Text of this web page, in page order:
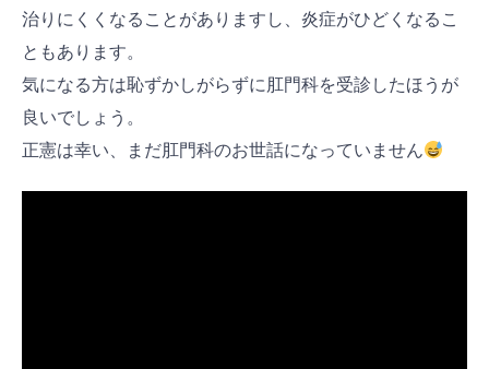
治りにくくなることがありますし、炎症がひどくなるこ
ともあります。
気になる方は恥ずかしがらずに肛門科を受診したほうが
良いでしょう。
正憲は幸い、まだ肛門科のお世話になっていません